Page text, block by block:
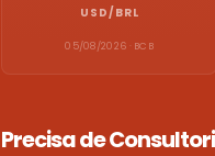
USD/BRL
05/08/2026 · BCB
Precisa de